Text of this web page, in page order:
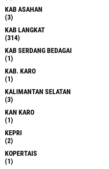
KAB ASAHAN
(3)
KAB LANGKAT
(314)
KAB SERDANG BEDAGAI
(1)
KAB. KARO
(1)
KALIMANTAN SELATAN
(3)
KAN KARO
(1)
KEPRI
(2)
KOPERTAIS
(1)